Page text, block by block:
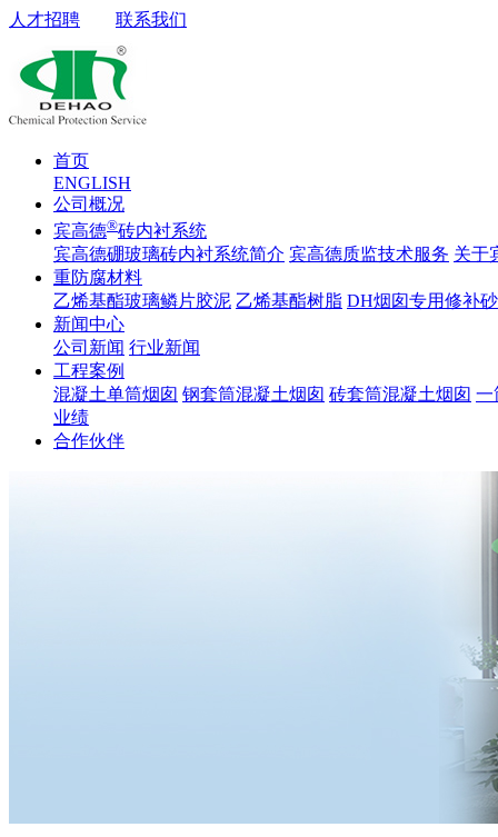
人才招聘 联系我们
首页
ENGLISH
公司概况
宾高德®砖内衬系统
宾高德硼玻璃砖内衬系统简介 宾高德质监技术服务 关于
重防腐材料
乙烯基酯玻璃鳞片胶泥 乙烯基酯树脂 DH烟囱专用修补
新闻中心
公司新闻 行业新闻
工程案例
混凝土单筒烟囱 钢套筒混凝土烟囱 砖套筒混凝土烟囱 一
业绩
合作伙伴